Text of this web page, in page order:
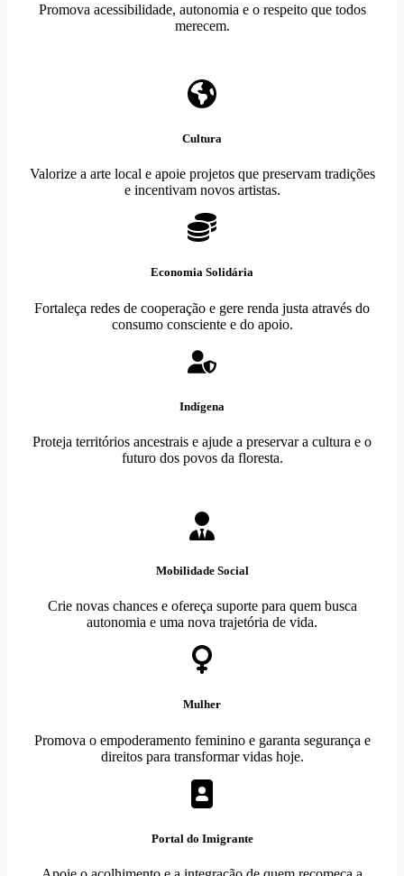
Promova acessibilidade, autonomia e o respeito que todos
merecem.
Cultura
Valorize a arte local e apoie projetos que preservam tradições
e incentivam novos artistas.
Economia Solidária
Fortaleça redes de cooperação e gere renda justa através do
consumo consciente e do apoio.
Indígena
Proteja territórios ancestrais e ajude a preservar a cultura e o
futuro dos povos da floresta.
Mobilidade Social
Crie novas chances e ofereça suporte para quem busca
autonomia e uma nova trajetória de vida.
Mulher
Promova o empoderamento feminino e garanta segurança e
direitos para transformar vidas hoje.
Portal do Imigrante